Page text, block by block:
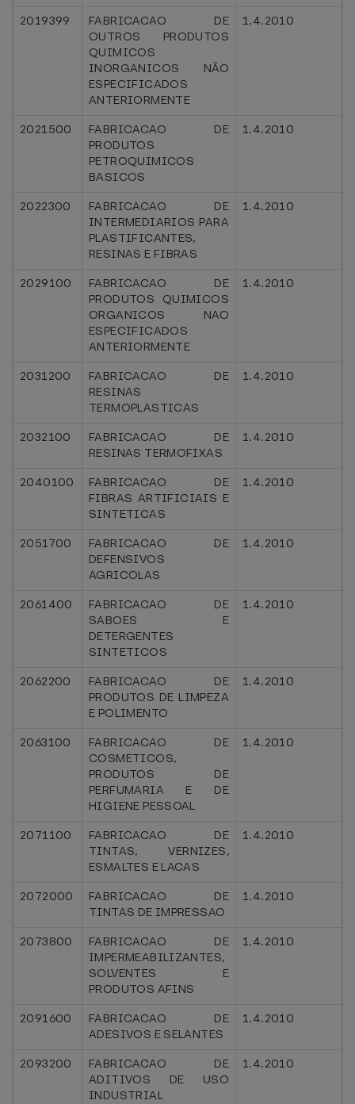
2019399
FABRICACAO DE
OUTROS PRODUTOS
QUIMICOS
INORGANICOS NÃO
ESPECIFICADOS
ANTERIORMENTE
1.4.2010
2021500
FABRICACAO DE
PRODUTOS
PETROQUIMICOS
BASICOS
1.4.2010
2022300
FABRICACAO DE
INTERMEDIARIOS PARA
PLASTIFICANTES,
RESINAS E FIBRAS
1.4.2010
2029100
FABRICACAO DE
PRODUTOS QUIMICOS
ORGANICOS NAO
ESPECIFICADOS
ANTERIORMENTE
1.4.2010
2031200
FABRICACAO DE
RESINAS
TERMOPLASTICAS
1.4.2010
2032100
FABRICACAO DE
RESINAS TERMOFIXAS
1.4.2010
2040100
FABRICACAO DE
FIBRAS ARTIFICIAIS E
SINTETICAS
1.4.2010
2051700
FABRICACAO DE
DEFENSIVOS
AGRICOLAS
1.4.2010
2061400
FABRICACAO DE
SABOES E
DETERGENTES
SINTETICOS
1.4.2010
2062200
FABRICACAO DE
PRODUTOS DE LIMPEZA
E POLIMENTO
1.4.2010
2063100
FABRICACAO DE
COSMETICOS,
PRODUTOS DE
PERFUMARIA E DE
HIGIENE PESSOAL
1.4.2010
2071100
FABRICACAO DE
TINTAS, VERNIZES,
ESMALTES E LACAS
1.4.2010
2072000
FABRICACAO DE
TINTAS DE IMPRESSAO
1.4.2010
2073800
FABRICACAO DE
IMPERMEABILIZANTES,
SOLVENTES E
PRODUTOS AFINS
1.4.2010
2091600
FABRICACAO DE
ADESIVOS E SELANTES
1.4.2010
2093200
FABRICACAO DE
ADITIVOS DE USO
INDUSTRIAL
1.4.2010